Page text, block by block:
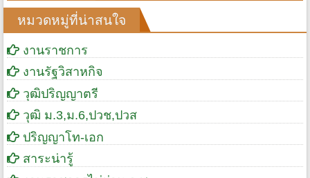
หมวดหมู่ที่น่าสนใจ
งานราชการ
งานรัฐวิสาหกิจ
วุฒิปริญญาตรี
วุฒิ ม.3,ม.6,ปวช,ปวส
ปริญญาโท-เอก
สาระน่ารู้